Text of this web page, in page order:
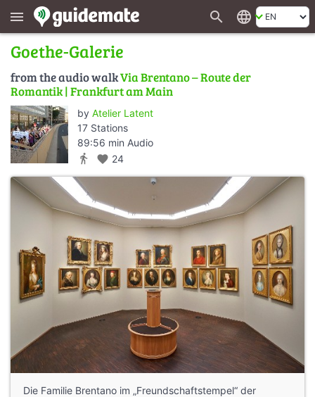
menu search language
Goethe-Galerie
from the audio walkVia Brentano – Route der
Romantik | Frankfurt am Main
by Atelier Latent
17 Stations
89:56 min Audio
directions_walk favorite 24
Die Familie Brentano im „Freundschaftstempel“ der